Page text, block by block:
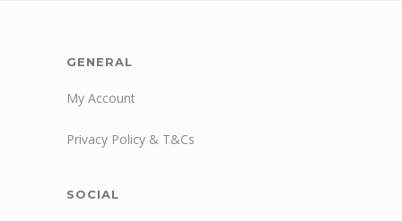
GENERAL
My Account
Privacy Policy & T&Cs
SOCIAL